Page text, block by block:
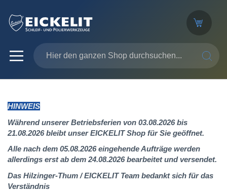
SUCHE
HINWEIS
Während unserer Betriebsferien von 03.08.2026 bis
21.08.2026 bleibt unser EICKELIT Shop für Sie geöffnet.
Alle nach dem 05.08.2026 eingehende Aufträge werden
allerdings erst ab dem 24.08.2026 bearbeitet und versendet.
Das Hilzinger-Thum / EICKELIT Team bedankt sich für das
Verständnis